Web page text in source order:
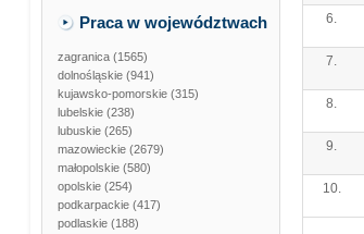
Praca w województwach
zagranica (1565)
dolnośląskie (941)
kujawsko-pomorskie (315)
lubelskie (238)
lubuskie (265)
mazowieckie (2679)
małopolskie (580)
opolskie (254)
podkarpackie (417)
podlaskie (188)
6.
7.
8.
9.
10.